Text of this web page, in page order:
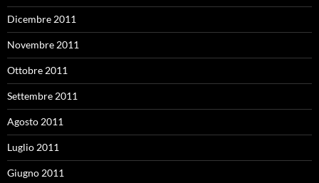
Dicembre 2011
Novembre 2011
Ottobre 2011
Settembre 2011
Agosto 2011
Luglio 2011
Giugno 2011